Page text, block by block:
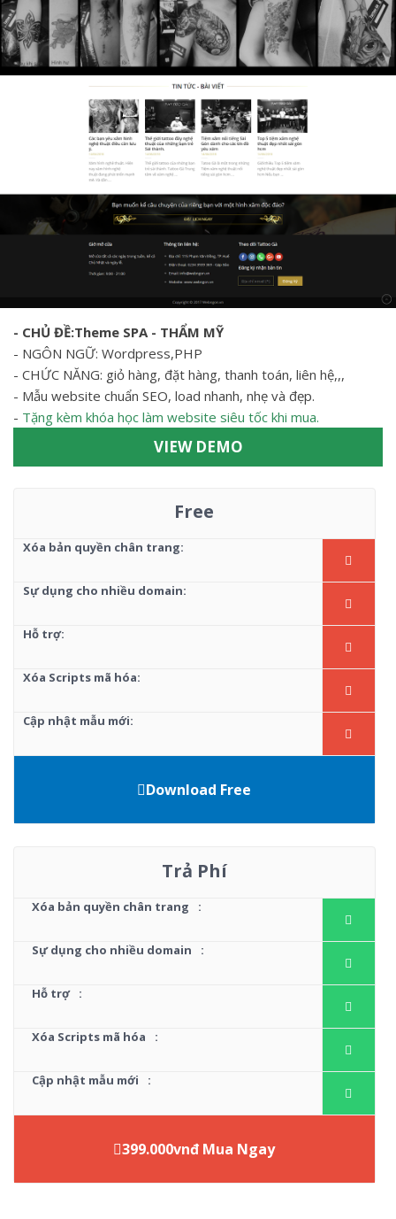
- CHỦ ĐỀ:Theme SPA - THẨM MỸ
- NGÔN NGỮ: Wordpress,PHP
- CHỨC NĂNG: giỏ hàng, đặt hàng, thanh toán, liên hệ,,,
- Mẫu website chuẩn SEO, load nhanh, nhẹ và đẹp.
- Tặng kèm khóa học làm website siêu tốc khi mua.
VIEW DEMO
Free
Xóa bản quyền chân trang:
Sự dụng cho nhiều domain:
Hỗ trợ:
Xóa Scripts mã hóa:
Cập nhật mẫu mới:
Download Free
Trả Phí
Xóa bản quyền chân trang :
Sự dụng cho nhiều domain :
Hỗ trợ :
Xóa Scripts mã hóa :
Cập nhật mẫu mới :
399.000vnđ Mua Ngay